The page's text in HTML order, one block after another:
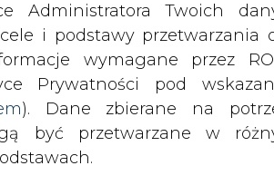
Administratora Twoich
i podstawy przetwarzania
wymagane przez
Prywatności pod
). Dane zbierane na
być przetwarzane w
przez E.ON,
W poniedziałek
w firmie Degussa na